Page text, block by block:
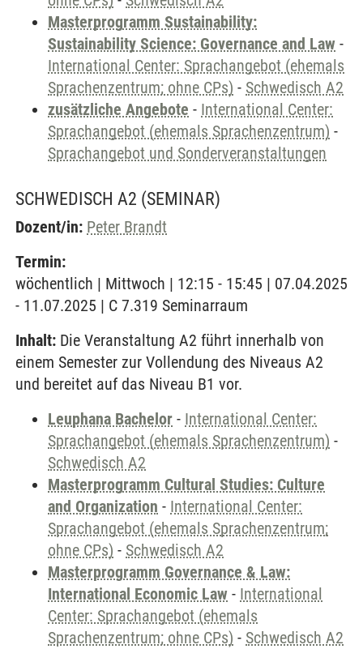
Masterprogramm Sustainability:
Sustainability Science: Governance and Law -
International Center: Sprachangebot (ehemals
Sprachenzentrum; ohne CPs) - Schwedisch A2
zusätzliche Angebote - International Center:
Sprachangebot (ehemals Sprachenzentrum) -
Sprachangebot und Sonderveranstaltungen
SCHWEDISCH A2 (SEMINAR)
Dozent/in: Peter Brandt
Termin:
wöchentlich | Mittwoch | 12:15 - 15:45 | 07.04.2025
- 11.07.2025 | C 7.319 Seminarraum
Inhalt: Die Veranstaltung A2 führt innerhalb von
einem Semester zur Vollendung des Niveaus A2
und bereitet auf das Niveau B1 vor.
Leuphana Bachelor - International Center:
Sprachangebot (ehemals Sprachenzentrum) -
Schwedisch A2
Masterprogramm Cultural Studies: Culture
and Organization - International Center:
Sprachangebot (ehemals Sprachenzentrum;
ohne CPs) - Schwedisch A2
Masterprogramm Governance & Law:
International Economic Law - International
Center: Sprachangebot (ehemals
Sprachenzentrum; ohne CPs) - Schwedisch A2